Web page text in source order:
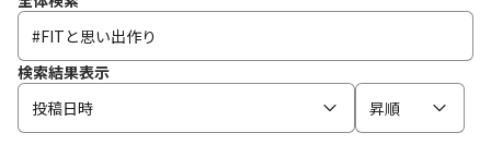
検索結果表示
投稿日時
昇順